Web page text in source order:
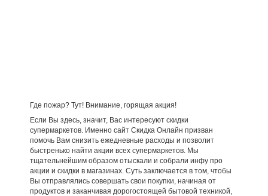
Где пожар? Тут! Внимание, горящая акция!
Если Вы здесь, значит, Вас интересуют скидки
супермаркетов. Именно сайт Скидка Онлайн призван
помочь Вам снизить ежедневные расходы и позволит
быстренько найти акции всех супермаркетов. Мы
тщательнейшим образом отыскали и собрали инфу про
акции и скидки в магазинах. Суть заключается в том, чтобы
Вы отправлялись совершать свои покупки, начиная от
продуктов и заканчивая дорогостоящей бытовой техникой,